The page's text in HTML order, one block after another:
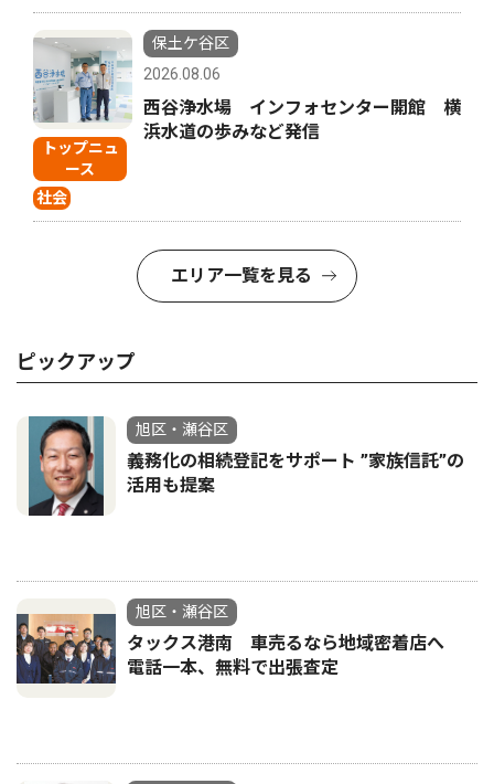
トップニュ
ース
社会
保土ケ谷区
2026.08.06
西谷浄水場 インフォセンター開館 横
浜水道の歩みなど発信
エリア一覧を見る
ピックアップ
旭区・瀬谷区
義務化の相続登記をサポート ”家族信託”の
活用も提案
旭区・瀬谷区
タックス港南 車売るなら地域密着店へ
電話一本、無料で出張査定